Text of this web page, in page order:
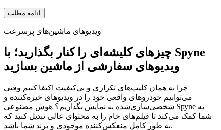
ادامه مطلب
ویدیوهای ماشین‌های پرسرعت
چیزهای کلیشه‌ای را کنار بگذارید؛ با Spyne
ویدیوهای سفارشی از ماشین بسازید
چرا به همان کلیپ‌های تکراری و بی‌کیفیت اکتفا کنیم وقتی
می‌توانیم خودروهای واقعی خود را در ویدیوهای خیره‌کننده و
شخصی‌سازی‌شده به نمایش بگذاریم؟ هوش مصنوعی Spyne به
شما کمک می‌کند تا فیلم‌های خام را به محتوای عالی تبدیل کنید که
به طور کامل منعکس‌کننده موجودی و برند شما باشد.